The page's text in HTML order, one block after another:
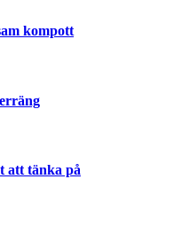
kompott
att tänka på